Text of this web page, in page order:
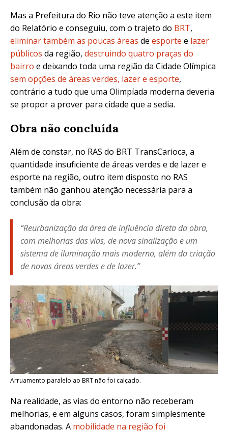
Mas a Prefeitura do Rio não teve atenção a este item
do Relatório e conseguiu, com o trajeto do BRT,
eliminar também as poucas áreas de esporte e lazer
públicos da região, destruindo quatro praças do
bairro e deixando toda uma região da Cidade Olímpica
sem opções de áreas verdes, lazer e esporte,
contrário a tudo que uma Olimpíada moderna deveria
se propor a prover para cidade que a sedia.
Obra não concluída
Além de constar, no RAS do BRT TransCarioca, a
quantidade insuficiente de áreas verdes e de lazer e
esporte na região, outro item disposto no RAS
também não ganhou atenção necessária para a
conclusão da obra:
“Reurbanização da área de influência direta da obra,
com melhorias das vias, de nova sinalização e um
sistema de iluminação mais moderno, além da criação
de novas áreas verdes e de lazer.”
Arruamento paralelo ao BRT não foi calçado.
Na realidade, as vias do entorno não receberam
melhorias, e em alguns casos, foram simplesmente
abandonadas. A mobilidade na região foi